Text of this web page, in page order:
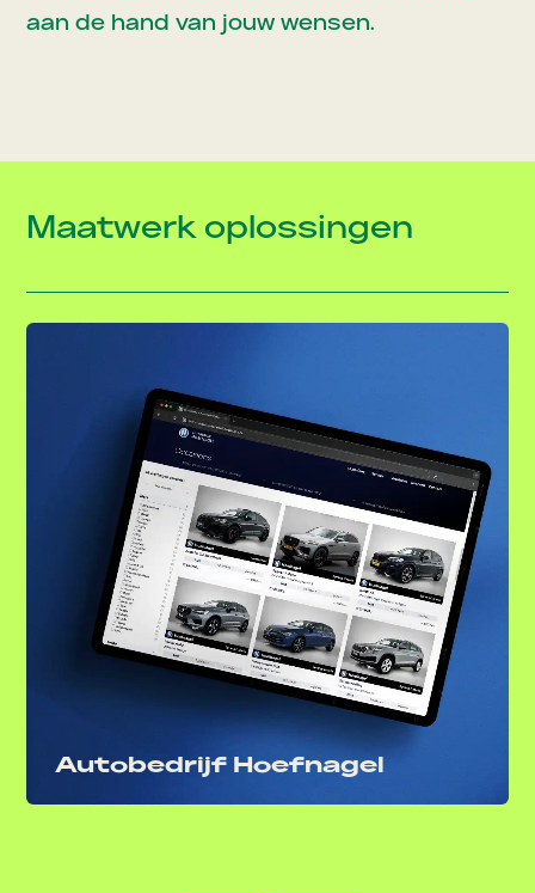
aan de hand van jouw wensen.
Maatwerk oplossingen
Autobedrijf Hoefnagel